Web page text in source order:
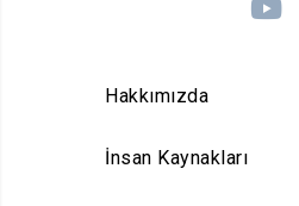
Hakkımızda
İnsan Kaynakları